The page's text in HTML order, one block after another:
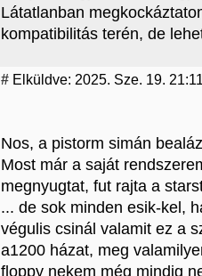
Látatlanban
kompatibilitás terén, de
# Elküldve: 2025. Sze. 19.
Nos, a pistorm simán
Most már a saját
megnyugtat, fut rajta a
... de sok minden esik-kel,
végulis csinál valamit ez a
a1200 házat, meg
floppy nekem még mindig